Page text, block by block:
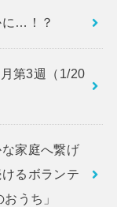
に…！？
第3週（1/20
家庭へ繋げ
るボランテ
うち」